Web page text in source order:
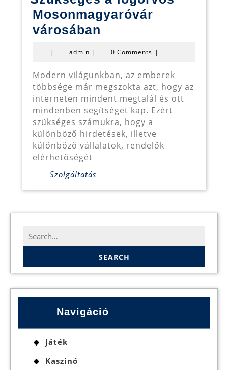
Mosonmagyaróvár
városában
fogorvos
Mosonmagyaróvár
városában
| admin admin
| 0 Comments |
Modern világunkban, az emberek
többsége már megszokta azt, hogy az
interneten mindent megtalál és ott
mindenben segítséget kap. Ezért
szükséges számukra, hogy a
különböző hirdetések, illetve
különböző vállalatok, rendelők
elérhetőségét
Szolgáltatás
Search
for:
Navigáció
Játék
Kaszinó